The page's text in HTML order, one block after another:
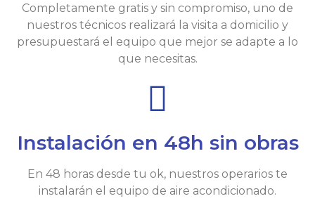
Completamente gratis y sin compromiso, uno de
nuestros técnicos realizará la visita a domicilio y
presupuestará el equipo que mejor se adapte a lo
que necesitas.
Instalación en 48h sin obras
En 48 horas desde tu ok, nuestros operarios te
instalarán el equipo de aire acondicionado.